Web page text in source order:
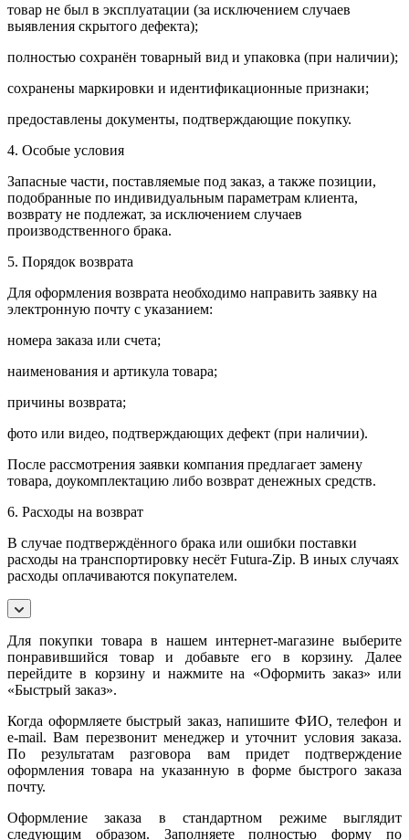
товар не был в эксплуатации (за исключением случаев
выявления скрытого дефекта);
полностью сохранён товарный вид и упаковка (при наличии);
сохранены маркировки и идентификационные признаки;
предоставлены документы, подтверждающие покупку.
4. Особые условия
Запасные части, поставляемые под заказ, а также позиции,
подобранные по индивидуальным параметрам клиента,
возврату не подлежат, за исключением случаев
производственного брака.
5. Порядок возврата
Для оформления возврата необходимо направить заявку на
электронную почту с указанием:
номера заказа или счета;
наименования и артикула товара;
причины возврата;
фото или видео, подтверждающих дефект (при наличии).
После рассмотрения заявки компания предлагает замену
товара, доукомплектацию либо возврат денежных средств.
6. Расходы на возврат
В случае подтверждённого брака или ошибки поставки
расходы на транспортировку несёт Futura-Zip. В иных случаях
расходы оплачиваются покупателем.
Для покупки товара в нашем интернет-магазине выберите
понравившийся товар и добавьте его в корзину. Далее
перейдите в корзину и нажмите на «Оформить заказ» или
«Быстрый заказ».
Когда оформляете быстрый заказ, напишите ФИО, телефон и
e-mail. Вам перезвонит менеджер и уточнит условия заказа.
По результатам разговора вам придет подтверждение
оформления товара на указанную в форме быстрого заказа
почту.
Оформление заказа в стандартном режиме выглядит
следующим образом. Заполняете полностью форму по